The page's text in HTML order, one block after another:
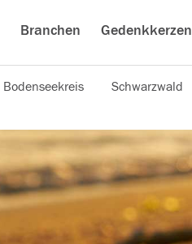
Branchen Gedenkkerzen
Bodenseekreis Schwarzwald